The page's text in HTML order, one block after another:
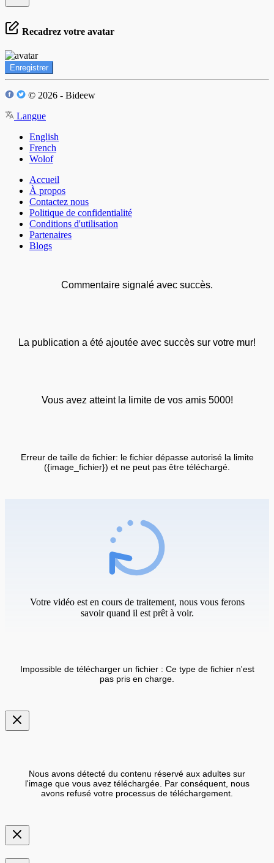
Recadrez votre avatar
Enregistrer
© 2026 - Bideew
Langue
English
French
Wolof
Accueil
À propos
Contactez nous
Politique de confidentialité
Conditions d'utilisation
Partenaires
Blogs
Commentaire signalé avec succès.
La publication a été ajoutée avec succès sur votre mur!
Vous avez atteint la limite de vos amis 5000!
Erreur de taille de fichier: le fichier dépasse autorisé la limite
({image_fichier}) et ne peut pas être téléchargé.
Votre vidéo est en cours de traitement, nous vous ferons
savoir quand il est prêt à voir.
Impossible de télécharger un fichier : Ce type de fichier n'est
pas pris en charge.
Nous avons détecté du contenu réservé aux adultes sur
l'image que vous avez téléchargée. Par conséquent, nous
avons refusé votre processus de téléchargement.